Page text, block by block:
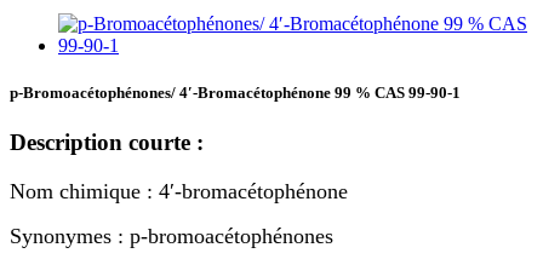
p-Bromoacétophénones/ 4′-Bromacétophénone 99 % CAS 99-90-1
Description courte :
Nom chimique : 4′-bromacétophénone
Synonymes : p-bromoacétophénones